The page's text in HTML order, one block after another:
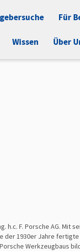
Für
Wissen Über
F. Porsche AG. Mit
der 1930er Jahre
Werkzeugbaus